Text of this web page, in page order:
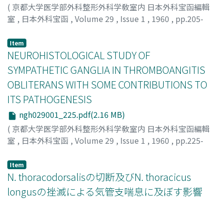
( 京都大学医学部外科整形外科学敎室内 日本外科宝函編輯
室 , 日本外科宝函 , Volume 29 , Issue 1 , 1960 , pp.205-
YAMABE, ICHIRO
Item
NEUROHISTOLOGICAL STUDY OF
SYMPATHETIC GANGLIA IN THROMBOANGITIS
OBLITERANS WITH SOME CONTRIBUTIONS TO
ITS PATHOGENESIS
ngh029001_225.pdf(2.16 MB)
( 京都大学医学部外科整形外科学敎室内 日本外科宝函編輯
室 , 日本外科宝函 , Volume 29 , Issue 1 , 1960 , pp.225-
HIRAKOH, KEIO
Item
N. thoracodorsalisの切断及びN. thoracicus
longusの挫滅による気管支喘息に及ぼす影響